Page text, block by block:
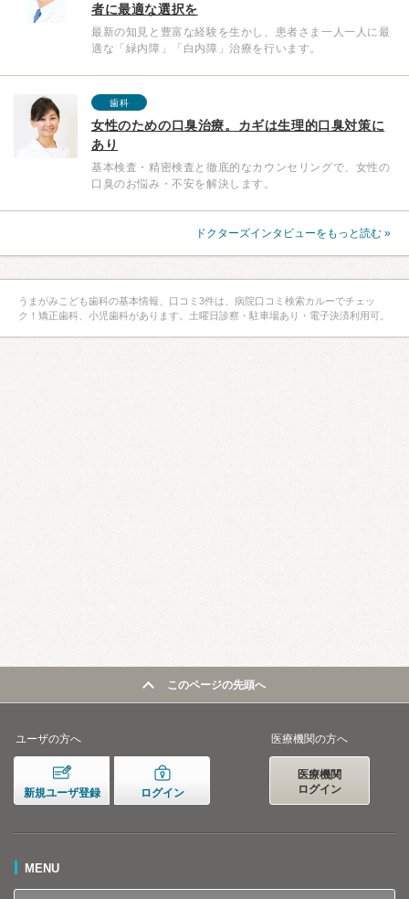
者に最適な選択を
最新の知見と豊富な経験を生かし、患者さま一人一人に最
適な「緑内障」「白内障」治療を行います。
歯科
女性のための口臭治療。カギは生理的口臭対策に
あり
基本検査・精密検査と徹底的なカウンセリングで、女性の
口臭のお悩み・不安を解決します。
ドクターズインタビューをもっと読む »
うまがみこども歯科の基本情報、口コミ3件は、病院口コミ検索カルーでチェッ
ク！矯正歯科、小児歯科があります。土曜日診察・駐車場あり・電子決済利用可。
このページの先頭へ
ユーザの方へ
新規ユーザ登録 ログイン
医療機関の方へ
医療機関
ログイン
MENU